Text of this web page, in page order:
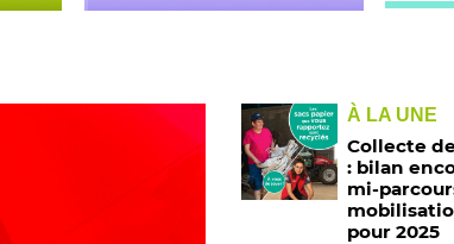
À LA UNE
Collecte
: bilan
mi-
pour 2025